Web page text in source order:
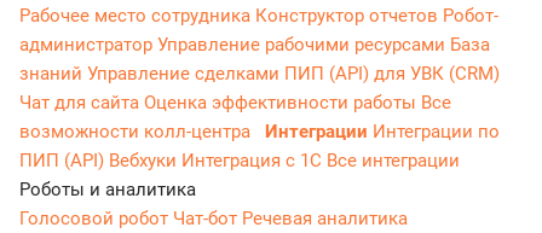
Рабочее место сотрудника Конструктор отчетов Робот-
администратор Управление рабочими ресурсами База
знаний Управление сделками ПИП (API) для УВК (CRM)
Чат для сайта Оценка эффективности работы Все
возможности колл-центра
Интеграции Интеграции по
ПИП (API) Вебхуки Интеграция с 1С Все интеграции
Роботы и аналитика
Голосовой робот Чат-бот Речевая аналитика